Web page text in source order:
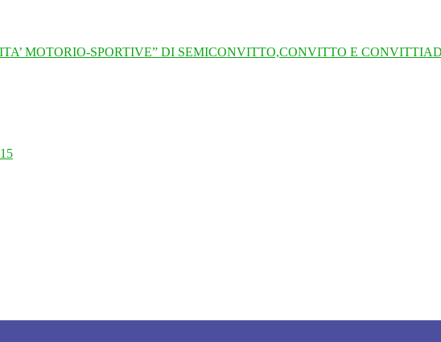
MOTORIO-SPORTIVE” DI SEMICONVITTO,CONVITTO E